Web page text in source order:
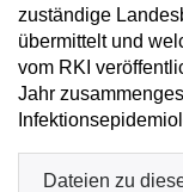
zuständige
übermittelt und
vom RKI
Jahr
Dateien zu